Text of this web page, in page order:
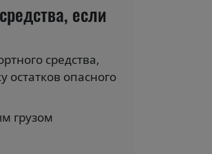
если
средства,
опасного
грузом